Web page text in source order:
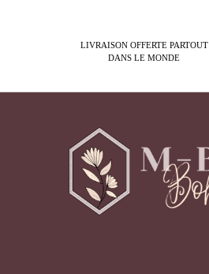
LIVRAISON OFFERTE PARTOUT
DANS LE MONDE